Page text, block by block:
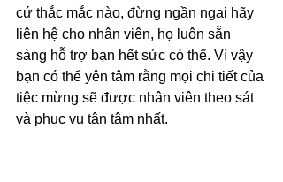
cứ thắc mắc nào, đừng ngần ngại hãy
liên hệ cho nhân viên, họ luôn sẵn
sàng hỗ trợ bạn hết sức có thể. Vì vậy
bạn có thể yên tâm rằng mọi chi tiết của
tiệc mừng sẽ được nhân viên theo sát
và phục vụ tận tâm nhất.